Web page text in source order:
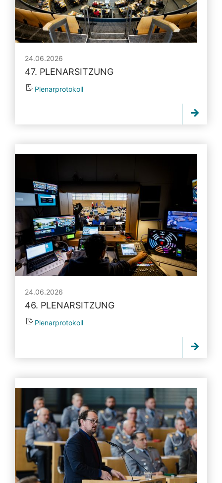
24.06.2026
47. PLENARSITZUNG
Plenarprotokoll
24.06.2026
46. PLENARSITZUNG
Plenarprotokoll